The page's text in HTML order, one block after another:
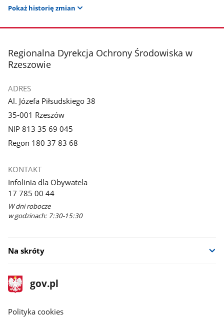
Pokaż historię zmian
stopka
Regionalna Dyrekcja Ochrony Środowiska w
Rzeszowie
ADRES
Al. Józefa Piłsudskiego 38
35-001 Rzeszów
NIP 813 35 69 045
Regon 180 37 83 68
KONTAKT
Infolinia dla Obywatela
17 785 00 44
W dni robocze
w godzinach: 7:30-15:30
Na skróty
stopka
gov.pl
Strona
gov.pl
gov.pl
Polityka cookies